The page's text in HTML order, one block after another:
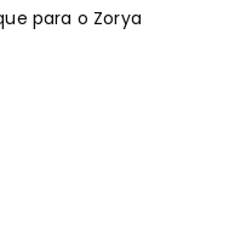
para o Zorya